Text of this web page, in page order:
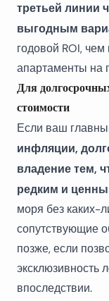
третьей линии
выгодным
годовой ROI,
апартаменты на
Для
стоимости
Если ваш
инфляции,
владение тем,
редким и
моря без каких-
сопутствующие
позже, если
эксклюзивность
впоследствии.